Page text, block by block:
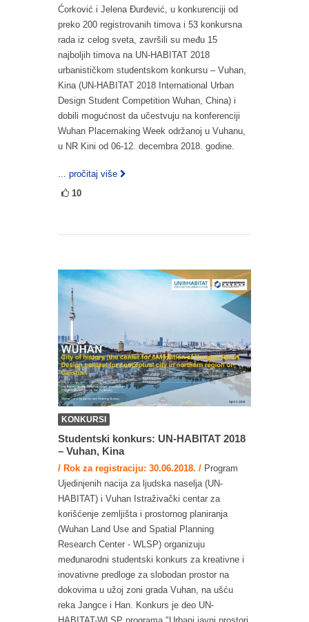
Ćorković i Jelena Đurđević, u konkurenciji od
preko 200 registrovanih timova i 53 konkursna
rada iz celog sveta, završili su među 15
najboljih timova na UN-HABITAT 2018
urbanističkom studentskom konkursu – Vuhan,
Kina (UN-HABITAT 2018 International Urban
Design Student Competition Wuhan, China) i
dobili mogućnost da učestvuju na konferenciji
Wuhan Placemaking Week održanoj u Vuhanu,
u NR Kini od 06-12. decembra 2018. godine.
... pročitaj više
10
KONKURSI
Studentski konkurs: UN-HABITAT 2018
– Vuhan, Kina
/ Rok za registraciju: 30.06.2018. / Program
Ujedinjenih nacija za ljudska naselja (UN-
HABITAT) i Vuhan Istraživački centar za
korišćenje zemljišta i prostornog planiranja
(Wuhan Land Use and Spatial Planning
Research Center - WLSP) organizuju
međunarodni studentski konkurs za kreativne i
inovativne predloge za slobodan prostor na
dokovima u užoj zoni grada Vuhan, na ušću
reka Jangce i Han. Konkurs je deo UN-